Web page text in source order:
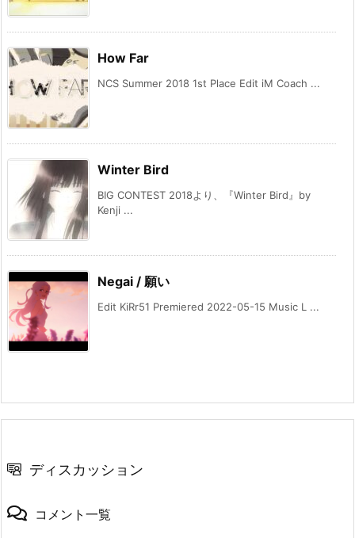
How Far
NCS Summer 2018 1st Place Edit iM Coach ...
Winter Bird
BIG CONTEST 2018より、『Winter Bird』by
Kenji ...
Negai / 願い
Edit KiRr51 Premiered 2022-05-15 Music L ...
ディスカッション
コメント一覧